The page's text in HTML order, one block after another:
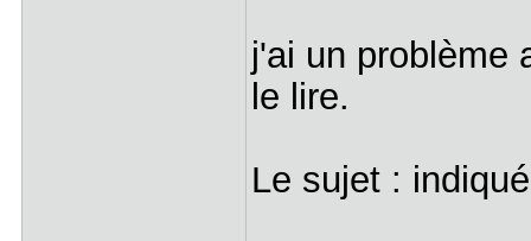
j'ai un problème
le lire.
Le sujet :